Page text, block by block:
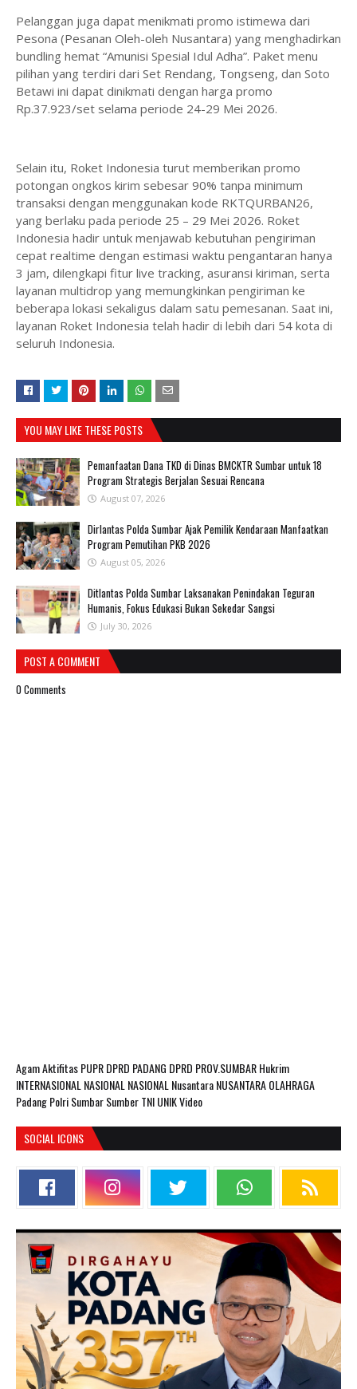
Pelanggan juga dapat menikmati promo istimewa dari
Pesona (Pesanan Oleh-oleh Nusantara) yang menghadirkan
bundling hemat “Amunisi Spesial Idul Adha”. Paket menu
pilihan yang terdiri dari Set Rendang, Tongseng, dan Soto
Betawi ini dapat dinikmati dengan harga promo
Rp.37.923/set selama periode 24-29 Mei 2026.
Selain itu, Roket Indonesia turut memberikan promo
potongan ongkos kirim sebesar 90% tanpa minimum
transaksi dengan menggunakan kode RKTQURBAN26,
yang berlaku pada periode 25 – 29 Mei 2026. Roket
Indonesia hadir untuk menjawab kebutuhan pengiriman
cepat realtime dengan estimasi waktu pengantaran hanya
3 jam, dilengkapi fitur live tracking, asuransi kiriman, serta
layanan multidrop yang memungkinkan pengiriman ke
beberapa lokasi sekaligus dalam satu pemesanan. Saat ini,
layanan Roket Indonesia telah hadir di lebih dari 54 kota di
seluruh Indonesia.
YOU MAY LIKE THESE POSTS
Pemanfaatan Dana TKD di Dinas BMCKTR Sumbar untuk 18
Program Strategis Berjalan Sesuai Rencana
August 07, 2026
Dirlantas Polda Sumbar Ajak Pemilik Kendaraan Manfaatkan
Program Pemutihan PKB 2026
August 05, 2026
Ditlantas Polda Sumbar Laksanakan Penindakan Teguran
Humanis, Fokus Edukasi Bukan Sekedar Sangsi
July 30, 2026
POST A COMMENT
0 Comments
AgamAktifitas PUPRDPRD PADANG DPRD PROV.SUMBARHukrim
INTERNASIONAL NASIONAL NASIONAL NusantaraNUSANTARAOLAHRAGA
PadangPolriSumbarSumberTNIUNIKVideo
SOCIAL ICONS